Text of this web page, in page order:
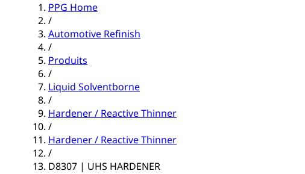
PPG Home
/
Automotive Refinish
/
Produits
/
Liquid Solventborne
/
Hardener / Reactive Thinner
/
Hardener / Reactive Thinner
/
D8307 | UHS HARDENER